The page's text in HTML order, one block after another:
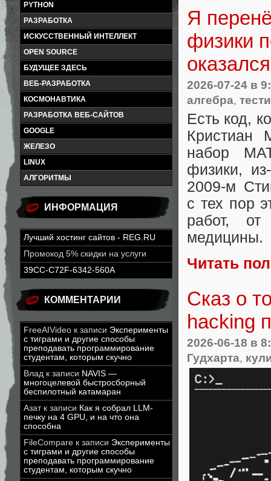
PYTHON
РАЗРАБОТКА
ИСКУССТВЕННЫЙ ИНТЕЛЛЕКТ
OPEN SOURCE
БУДУЩЕЕ ЗДЕСЬ
ВЕБ-РАЗРАБОТКА
КОСМОНАВТИКА
РАЗРАБОТКА ВЕБ-САЙТОВ
GOOGLE
ЖЕЛЕЗО
LINUX
АЛГОРИТМЫ
ИНФОРМАЦИЯ
Лучший хостинг сайтов - REG.RU
Промокод 5% скидки на услуги
39CC-C72F-6342-560A
КОММЕНТАРИИ
FreeAIVideo к записи Эксперименты
с тиграми и другие способы
преподавать программирование
студентам, которым скучно
Влад к записи NAVIS —
многоцелевой быстросборный
беспилотный катамаран
Азатк записи Как я собрал LLM-
печку на 4 GPU, и на что она
способна
FileCompare к записи Эксперименты
с тиграми и другие способы
преподавать программирование
студентам, которым скучно
Я
физики
2026-07-24 в
алгебра,
Есть код,
Кристиан
набор
физики,
2009-м
с тех пор
работ, от
медицины.
Читать
Сказ о
hacking
2026-06-18 в
Гудхарта,